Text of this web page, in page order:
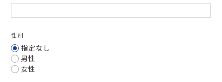
須)
性別
指定なし
男性
女性